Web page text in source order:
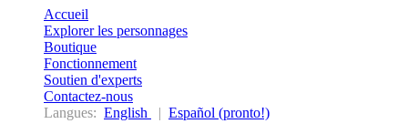
Accueil
Explorer les personnages
Boutique
Fonctionnement
Soutien d'experts
Contactez-nous
Langues: English | Español (pronto!)